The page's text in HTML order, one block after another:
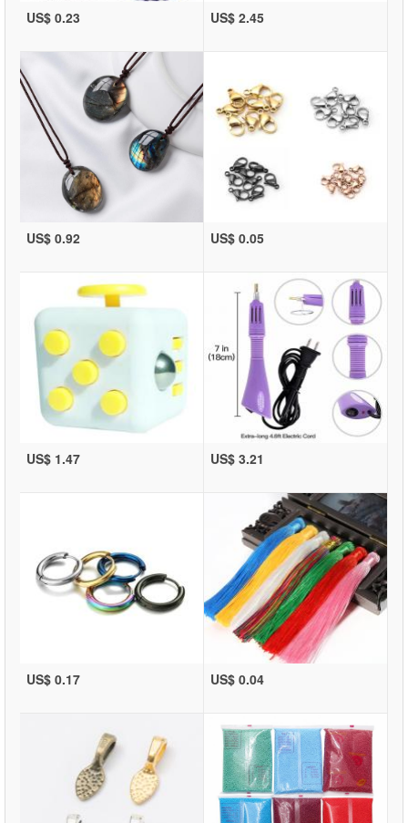
US$ 0.23 US$ 2.45
US$ 0.92 US$ 0.05
US$ 1.47 US$ 3.21
US$ 0.17 US$ 0.04